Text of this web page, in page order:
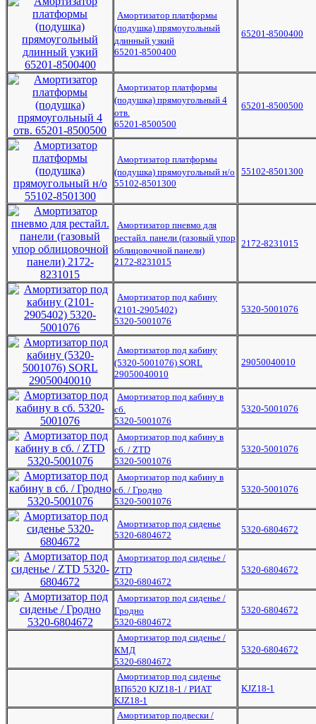
Амортизатор платформы
(подушка) прямоугольный
длинный узкий
65201-8500400
65201-8500400
Амортизатор платформы
(подушка) прямоугольный 4
отв.
65201-8500500
65201-8500500
Амортизатор платформы
(подушка) прямоугольный н/о
55102-8501300
55102-8501300
Амортизатор пневмо для
рестайл. панели (газовый упор
облицовочной панели)
2172-8231015
2172-8231015
Амортизатор под кабину
(2101-2905402)
5320-5001076
5320-5001076
Амортизатор под кабину
(5320-5001076) SORL
29050040010
29050040010
Амортизатор под кабину в
сб.
5320-5001076
5320-5001076
Амортизатор под кабину в
сб. / ZTD
5320-5001076
5320-5001076
Амортизатор под кабину в
сб. / Гродно
5320-5001076
5320-5001076
Амортизатор под сиденье
5320-6804672
5320-6804672
Амортизатор под сиденье /
ZTD
5320-6804672
5320-6804672
Амортизатор под сиденье /
Гродно
5320-6804672
5320-6804672
Амортизатор под сиденье /
КМД
5320-6804672
5320-6804672
Амортизатор под сиденье
ВП6520 KJZ18-1 / РИАТ
KJZ18-1
KJZ18-1
Амортизатор подвески /